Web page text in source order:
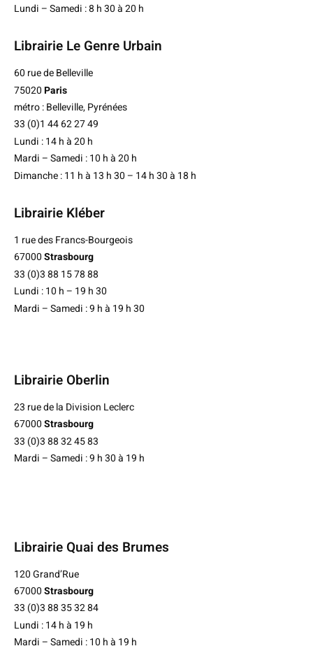
Lundi – Samedi : 8 h 30 à 20 h
Librairie Le Genre Urbain
60 rue de Belleville
75020Paris
métro : Belleville, Pyrénées
33 (0)1 44 62 27 49
Lundi : 14 h à 20 h
Mardi – Samedi : 10 h à 20 h
Dimanche : 11 h à 13 h 30 – 14 h 30 à 18 h
Librairie Kléber
1 rue des Francs-Bourgeois
67000Strasbourg
33 (0)3 88 15 78 88
Lundi : 10 h – 19 h 30
Mardi – Samedi : 9 h à 19 h 30
Librairie Oberlin
23 rue de la Division Leclerc
67000Strasbourg
33 (0)3 88 32 45 83
Mardi – Samedi : 9 h 30 à 19 h
Librairie Quai des Brumes
120 Grand’Rue
67000Strasbourg
33 (0)3 88 35 32 84
Lundi : 14 h à 19 h
Mardi – Samedi : 10 h à 19 h